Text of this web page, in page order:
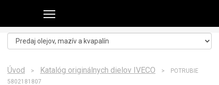
Úvod > Katalóg originálnych dielov IVECO > POTRUBIE
5802181807